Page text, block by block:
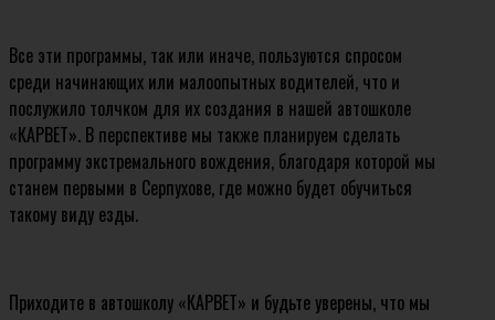
Все эти программы, так или иначе, пользуются спросом
среди начинающих или малоопытных водителей, что и
послужило толчком для их создания в нашей автошколе
«КАРВЕТ». В перспективе мы также планируем сделать
программу экстремального вождения, благодаря которой мы
станем первыми в Серпухове, где можно будет обучиться
такому виду езды.
Приходите в автошколу «КАРВЕТ» и будьте уверены, что мы